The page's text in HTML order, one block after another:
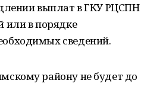
выплат в ГКУ РЦСПН
или в порядке
сведений.
району не будет до